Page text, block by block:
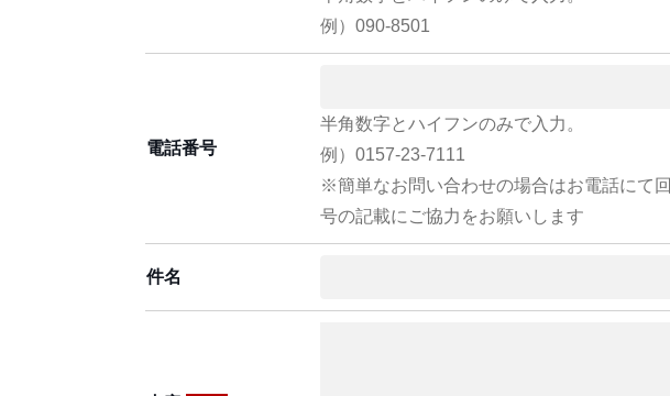
例）090-8501
電話番号
半角数字とハイフンのみで入力。
例）0157-23-7111
※簡単なお問い合わせの場合はお電話にて
号の記載にご協力をお願いします
件名